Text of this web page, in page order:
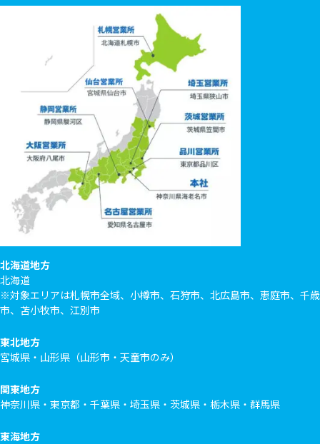
北海道地方
北海道
※対象エリアは札幌市全域、小樽市、石狩市、北広島市、恵庭市、千歳
市、苫小牧市、江別市
東北地方
宮城県・山形県（山形市・天童市のみ）
関東地方
神奈川県・東京都・千葉県・埼玉県・茨城県・栃木県・群馬県
東海地方